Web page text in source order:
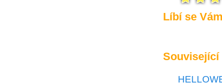
Líbí se
Související